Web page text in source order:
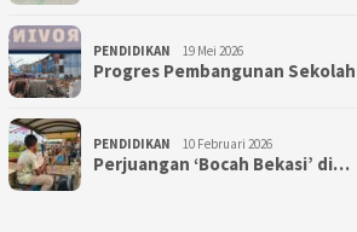
PENDIDIKAN 19 Mei 2026
Progres Pembangunan
PENDIDIKAN 10 Februari 2026
Perjuangan ‘Bocah Bekasi’ di…